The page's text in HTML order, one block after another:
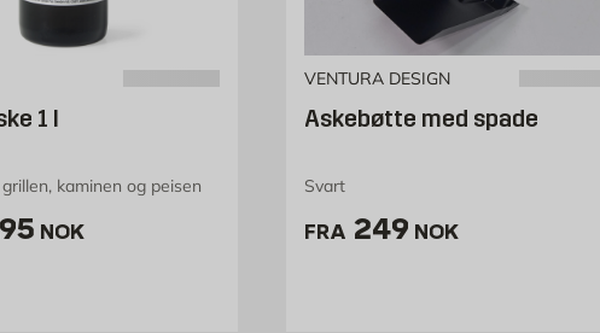
1 l
kaminen og peisen
39.95 NOK /stk
NOK
VENTURA DESIGN
Askebøtte med spade
Svart
FRA Pris 249 NOK /stk
249 NOK